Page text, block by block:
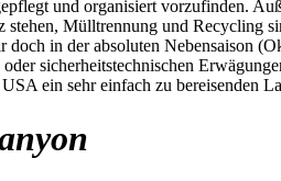
und organisiert vorzufinden.
Mülltrennung und Recycling
in der absoluten Nebensaison
sicherheitstechnischen
ein sehr einfach zu bereisenden